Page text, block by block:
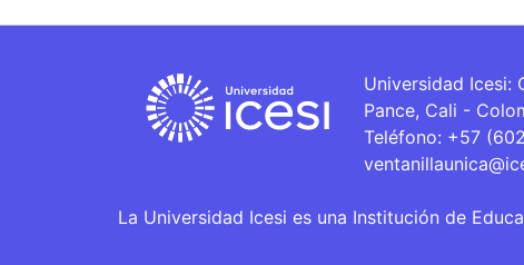
Universidad Icesi:
Pance, Cali -
Teléfono: +57
La Universidad Icesi es una Institución de